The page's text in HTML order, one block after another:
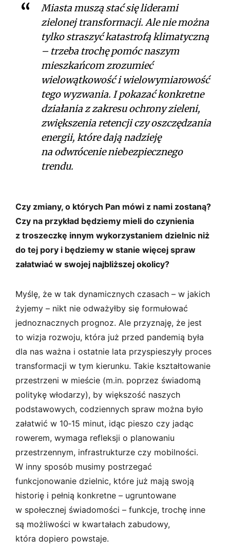
Miasta muszą stać się liderami
zielonej transformacji. Ale nie można
tylko straszyć katastrofą klimatyczną
– trzeba trochę pomóc naszym
mieszkańcom zrozumieć
wielowątkowość i wielowymiarowość
tego wyzwania. I pokazać konkretne
działania z zakresu ochrony zieleni,
zwiększenia retencji czy oszczędzania
energii, które dają nadzieję
na odwrócenie niebezpiecznego
trendu.
Czy zmiany, o których Pan mówi z nami zostaną?
Czy na przykład będziemy mieli do czynienia
z troszeczkę innym wykorzystaniem dzielnic niż
do tej pory i będziemy w stanie więcej spraw
załatwiać w swojej najbliższej okolicy?
Myślę, że w tak dynamicznych czasach – w jakich
żyjemy – nikt nie odważyłby się formułować
jednoznacznych prognoz. Ale przyznaję, że jest
to wizja rozwoju, która już przed pandemią była
dla nas ważna i ostatnie lata przyspieszyły proces
transformacji w tym kierunku. Takie kształtowanie
przestrzeni w mieście (m.in. poprzez świadomą
politykę włodarzy), by większość naszych
podstawowych, codziennych spraw można było
załatwić w 10‑15 minut, idąc pieszo czy jadąc
rowerem, wymaga refleksji o planowaniu
przestrzennym, infrastrukturze czy mobilności.
W inny sposób musimy postrzegać
funkcjonowanie dzielnic, które już mają swoją
historię i pełnią konkretne – ugruntowane
w społecznej świadomości – funkcje, trochę inne
są możliwości w kwartałach zabudowy,
która dopiero powstaje.